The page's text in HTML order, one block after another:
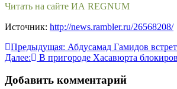
Читать на сайте ИА REGNUM
Источник: http://news.rambler.ru/26568208/
Навигация
по
записям
Предыдущая: Абдусамад Гамидов
Далее:
В пригороде Хасавюрта
Добавить комментарий